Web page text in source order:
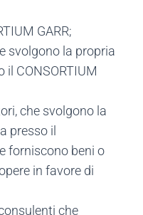
GARR;
svolgono la propria
CONSORTIUM
che svolgono la
presso il
forniscono beni o
in favore di
che